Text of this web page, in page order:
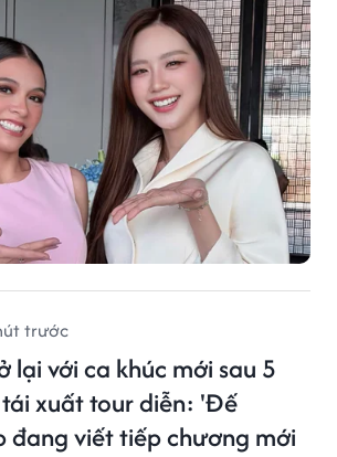
trước
lại với ca khúc mới sau 5
xuất tour diễn: 'Đế
đang viết tiếp chương mới